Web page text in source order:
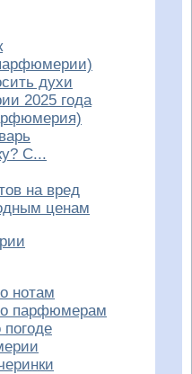
духи
2025 года
С...
на вред
ценам
нотам
парфюмерам